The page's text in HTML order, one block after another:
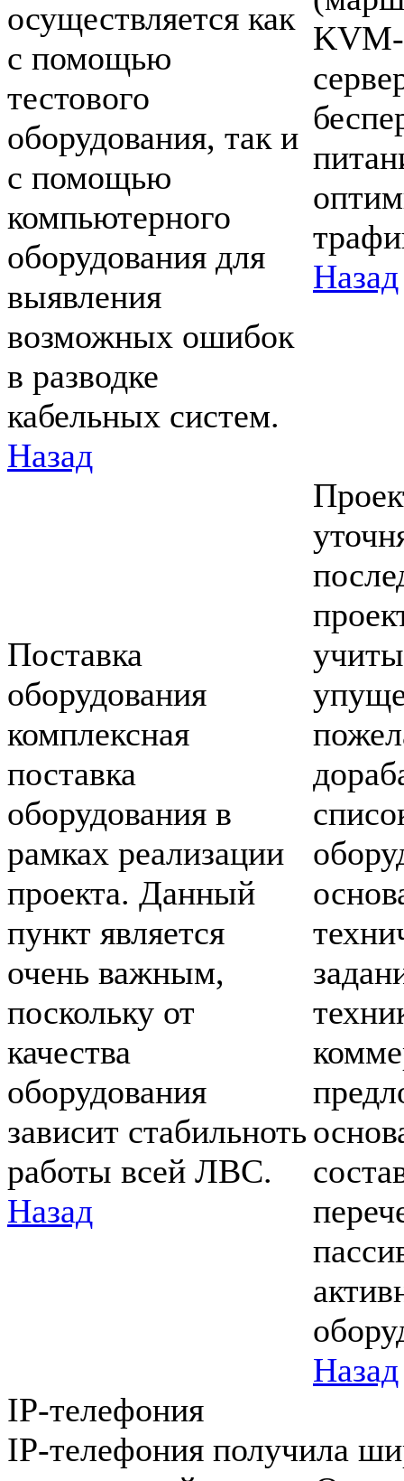
осуществляется как
с помощью
тестового
оборудования, так и
с помощью
компьютерного
оборудования для
выявления
возможных ошибок
в разводке
кабельных систем.
Назад
KVM-
Назад
Поставка
оборудования
комплексная
поставка
оборудования в
рамках реализации
проекта. Данный
пункт является
очень важным,
поскольку от
качества
оборудования
зависит стабильноть
работы всей ЛВС.
Назад
Назад
IP-телефония
IP-телефония получила